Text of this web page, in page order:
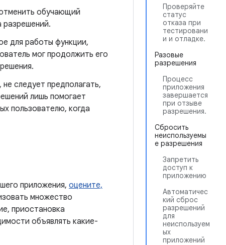
Проверяйте
статус
отказа при
тестировани
и и отладке.
Разовые
разрешения
Процесс
приложения
завершается
при отзыве
разрешения.
Сбросить
неиспользуемы
е разрешения
Запретить
доступ к
приложению
Автоматичес
кий сброс
разрешений
для
неиспользуем
ых
приложений
обучающий
разрешений.
для работы функции,
мог продолжить его
следует предполагать,
лишь помогает
пользователю, когда
приложения, оцените,
множество
приостановка
объявлять какие-